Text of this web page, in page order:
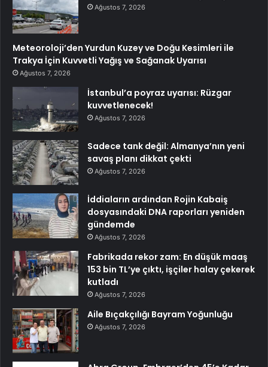
Ağustos 7, 2026
Meteoroloji’den Yurdun Kuzey ve Doğu Kesimleri ile
Trakya İçin Kuvvetli Yağış ve Sağanak Uyarısı
Ağustos 7, 2026
İstanbul’a poyraz uyarısı: Rüzgar
kuvvetlenecek!
Ağustos 7, 2026
Sadece tank değil: Almanya’nın yeni
savaş planı dikkat çekti
Ağustos 7, 2026
İddiaların ardından Rojin Kabaiş
dosyasındaki DNA raporları yeniden
gündemde
Ağustos 7, 2026
Fabrikada rekor zam: En düşük maaş
153 bin TL’ye çıktı, işçiler halay çekerek
kutladı
Ağustos 7, 2026
Aile Bıçakçılığı Bayram Yoğunluğu
Ağustos 7, 2026